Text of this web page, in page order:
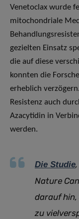
Venetoclax wurde
mitochondriale
gezielten Einsatz
die auf diese
konnten die
erheblich
Resistenz auch
Azacytidin in
werden.
Die Studie
Nature
darauf hin,
zu